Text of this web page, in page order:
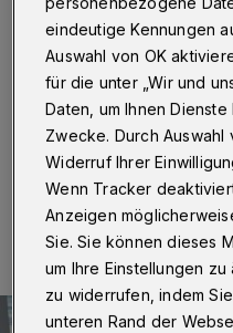
Wuppertal·Der
den Erlös des
Soroptimist“ an zwei
27.03.2025 , 09:00 Uhr
eindeutige Kennungen
Auswahl von OK
für die unter „Wir und
Daten, um Ihnen
Zwecke. Durch
Widerruf Ihrer
Wenn Tracker
Anzeigen
Sie. Sie können dieses
um Ihre Einstellungen
zu widerrufen, indem
unteren Rand der